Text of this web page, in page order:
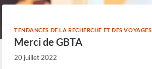
TENDANCES DE LA RECHERCHE ET DES VOYAGES
Merci de GBTA
20 juillet 2022